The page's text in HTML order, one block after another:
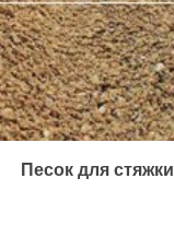
Песок для стяжки